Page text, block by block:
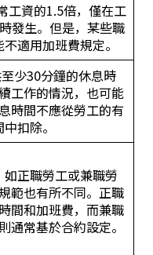
工資的1.5倍，僅在工
發生。但是，某些職
適用加班費規定。
少30分鐘的休息時
工作的情況，也可能
時間不應從勞工的有
扣除。
正職勞工或兼職勞
範也有所不同。正職
間和加班費，而兼職
通常基於合約設定。